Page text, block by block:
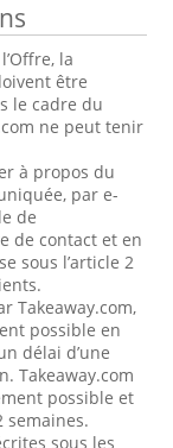
la
être
le cadre du
ne peut tenir
à propos du
par e-
de
de contact et en
sous l’article 2
Takeaway.com,
possible en
délai d’une
Takeaway.com
possible et
semaines.
sous les